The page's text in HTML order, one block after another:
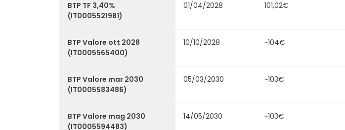
BTP TF 3,40%
(IT0005521981)
01/04/2028 101,02€
BTP Valore ott 2028
(IT0005565400)
10/10/2028 ~104€
BTP Valore mar 2030
(IT0005583486)
05/03/2030 ~103€
BTP Valore mag 2030
(IT0005594483)
14/05/2030 ~103€